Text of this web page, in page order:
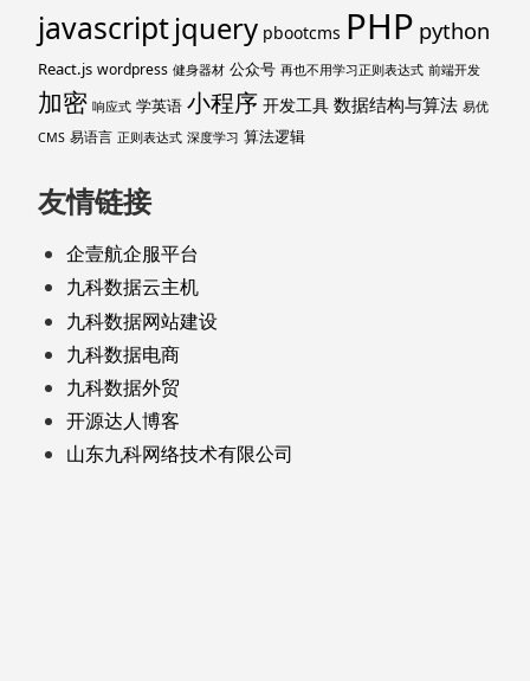
javascriptjquery pbootcms PHP python
React.js wordpress 健身器材 公众号 再也不用学习正则表达式 前端开发
加密 响应式 学英语 小程序 开发工具 数据结构与算法 易优
CMS 易语言 正则表达式 深度学习 算法逻辑
友情链接
企壹航企服平台
九科数据云主机
九科数据网站建设
九科数据电商
九科数据外贸
开源达人博客
山东九科网络技术有限公司